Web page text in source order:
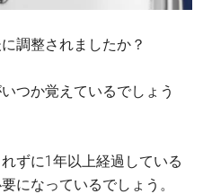
調整されましたか？
つか覚えているでしょう
ずに1年以上経過している
になっているでしょう。